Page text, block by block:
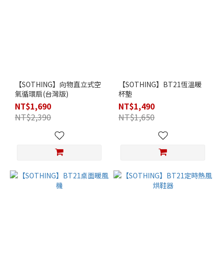
【SOTHING】向物直立式空
氣循環扇(台灣版)
NT$1,690
NT$2,390
【SOTHING】BT21恆溫暖
杯墊
NT$1,490
NT$1,650